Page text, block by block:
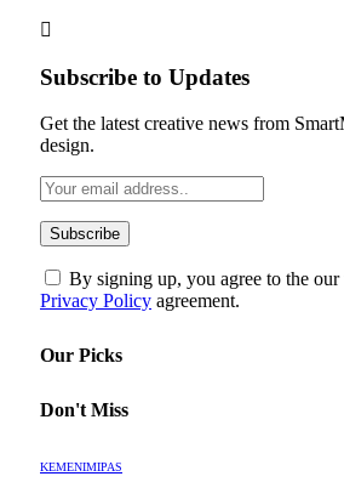
Subscribe to Updates
Get the latest creative news from
design.
By signing up, you agree to the our
Privacy Policy agreement.
Our Picks
Don't Miss
KEMENIMIPAS